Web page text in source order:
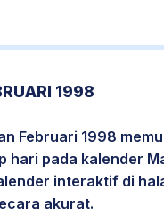
1998
Februari 1998
hari pada kalender
interaktif di
akurat.